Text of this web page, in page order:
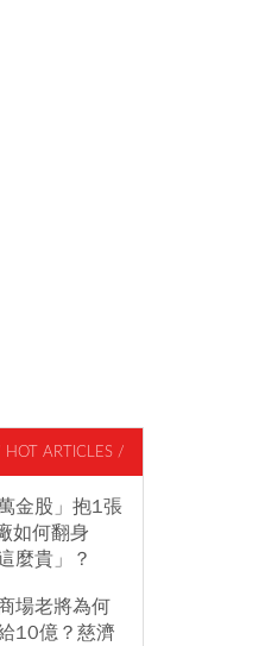
HOT ARTICLES /
金股」抱1張
如何翻身
麼貴」？
場老將為何
10億？慈濟